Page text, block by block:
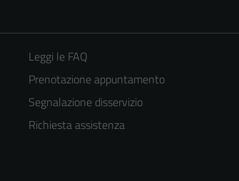
Leggi le FAQ
Prenotazione appuntamento
Segnalazione disservizio
Richiesta assistenza